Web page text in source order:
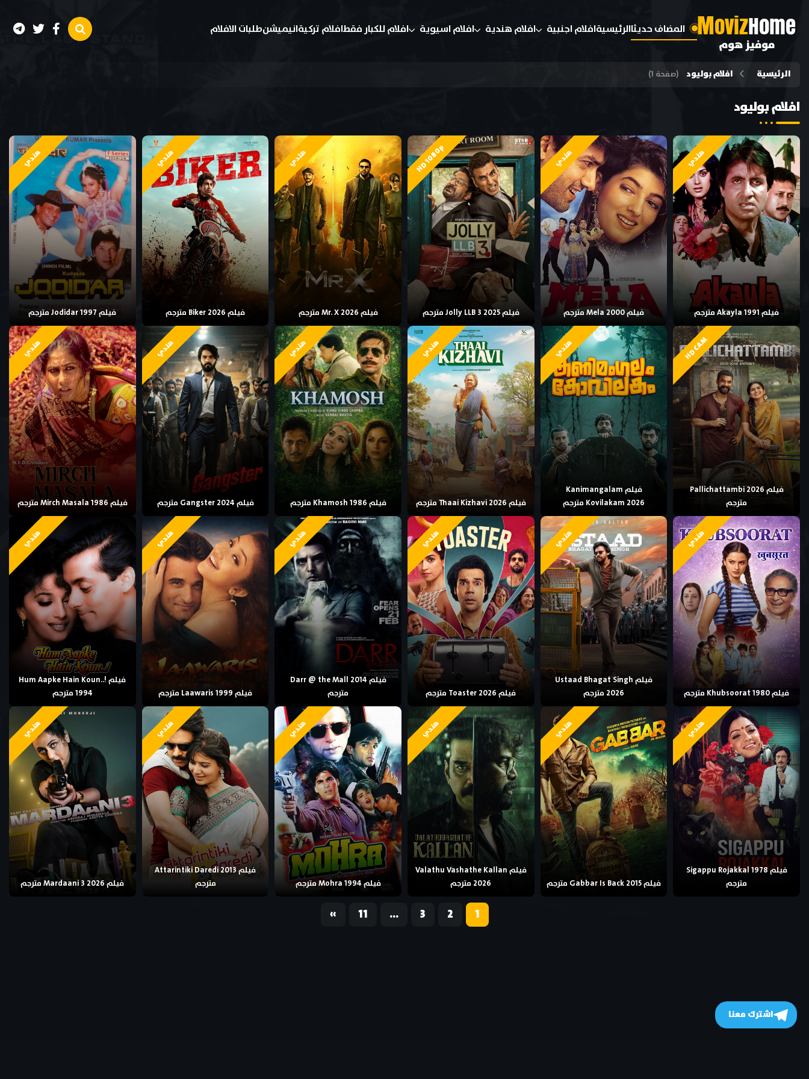
MovizHome
موفيز هوم
المضاف حديثاالرئيسيةافلام اجنبية افلام هندية افلام اسيوية افلام للكبار فقطافلام تركيةانيميشنطلبات الافلام
الرئيسية افلام بوليود (صفحة 1)
افلام بوليود
هندي
فيلم Akayla 1991 مترجم
هندي
فيلم Mela 2000 مترجم
HD 1080p
فيلم Jolly LLB 3 2025 مترجم
هندي
فيلم Mr. X 2026 مترجم
هندي
فيلم Biker 2026 مترجم
هندي
فيلم Jodidar 1997 مترجم
HD CAM
فيلم Pallichattambi 2026
مترجم
هندي
فيلم Kanimangalam
Kovilakam 2026 مترجم
هندي
فيلم Thaai Kizhavi 2026 مترجم
هندي
فيلم Khamosh 1986 مترجم
هندي
فيلم Gangster 2024 مترجم
هندي
فيلم Mirch Masala 1986 مترجم
هندي
فيلم Khubsoorat 1980 مترجم
هندي
فيلم Ustaad Bhagat Singh
2026 مترجم
هندي
فيلم Toaster 2026 مترجم
هندي
فيلم Darr @ the Mall 2014
مترجم
هندي
فيلم Laawaris 1999 مترجم
هندي
فيلم Hum Aapke Hain Koun..!
1994 مترجم
هندي
فيلم Sigappu Rojakkal 1978
مترجم
هندي
فيلم Gabbar Is Back 2015 مترجم
هندي
فيلم Valathu Vashathe Kallan
2026 مترجم
هندي
فيلم Mohra 1994 مترجم
هندي
فيلم Attarintiki Daredi 2013
مترجم
هندي
فيلم Mardaani 3 2026 مترجم
1
2
3
…
11
«
اشترك معنا